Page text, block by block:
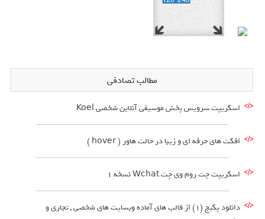
مطالب تصادفی
اسکریپت سرویس پخش موسیقی آنلاین شخصی Koel
افکت های حرفه ای و زیبا در حالت هاور ( hover )
اسکریپت چت روم وی چت Wchat نسخه 1
دانلود پکیج (1) از قالب های آماده وبسایت های شخصی , تجاری و